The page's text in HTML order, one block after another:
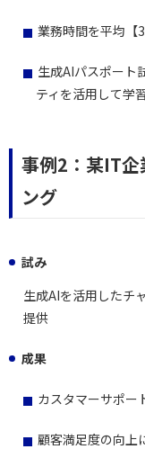
業務時間を平均【
生成AIパスポート
ティを活用して学
事例2：某IT企
ング
試み
生成AIを活用したチ
提供
成果
カスタマーサポー
顧客満足度の向上